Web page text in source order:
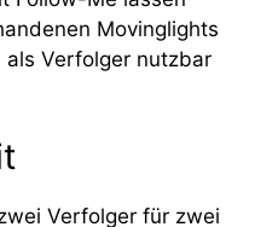
Movinglights
Verfolger nutzbar
Verfolger für zwei